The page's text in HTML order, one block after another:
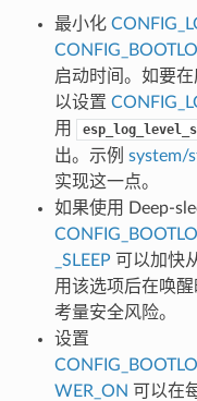
最小化
启动时间。如要
以设置
用
出。示例 system/
实现这一点。
如果使用 Deep-
_SLEEP 可以加快
用该选项后在唤
考量安全风险。
设置
WER_ON 可以在